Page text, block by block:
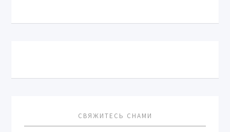
СВЯЖИТЕСЬ СНАМИ